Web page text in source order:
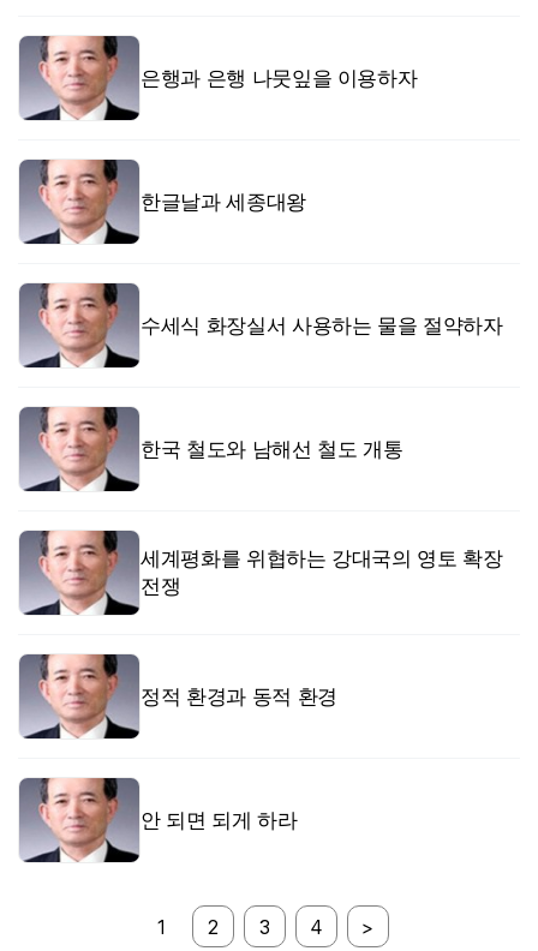
은행과 은행 나뭇잎을 이용하자
한글날과 세종대왕
수세식 화장실서 사용하는 물을 절약하자
한국 철도와 남해선 철도 개통
세계평화를 위협하는 강대국의 영토 확장
전쟁
정적 환경과 동적 환경
안 되면 되게 하라
1 2 3 4 >